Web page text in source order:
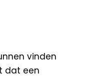
vinden
dat een